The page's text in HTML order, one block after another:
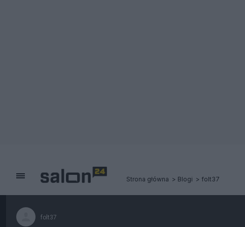
Strona główna Blogi folt37
folt37